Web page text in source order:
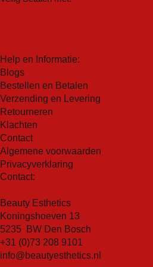
Contour bevat ook
gedurende dag en nacht. Dit
van droogtelijntjes en het
vochtbalans.
Vermindert donkere kringen
specifieke ingrediënten helpt
kringen onder de ogen te
helpt bij het verminderen van
gezonde huid te bereiken. Met
huidtextuur, vermindering van
verheldering van de teint en
Peptiden en tensor-
het stimuleren van de
waardoor de elasticiteit van
lijntjes en rimpels
stoffen geven direct een
Help en Informatie:
Blogs
Bestellen en Betalen
Verzending en Levering
Retourneren
Klachten
Contact
Algemene voorwaarden
Privacyverklaring
Contact:
Beauty Esthetics
Koningshoeven 13
5235 BW Den Bosch
+31 (0)73 208 9101
info@beautyesthetics.nl